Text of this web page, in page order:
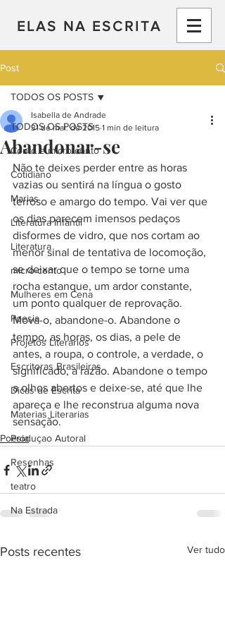
ELAS NA ESCRITA
Post
TODOS OS POSTS
Conto e micro-conto
Cotidiano
Marias
Literatura Infantil
Literatura
micro-conto
Mulheres em Cena
Poesia
Projetos Literarios
Escritoras Brasileiras
Dicas de Escrita
Materias Literarias
Produçao Autoral
Resenhas
teatro
Na Estrada
TODOS OS POSTS
Abandonar-se
Isabella de Andrade
31 de mai. de 2015 1 min de leitura
Não te deixes perder entre as horas
vazias ou sentirá na língua o gosto
terroso e amargo do tempo. Vai ver que
os dias parecem imensos pedaços
disformes de vidro, que nos cortam ao
menor sinal de tentativa de locomoção,
se deixar que o tempo se torne uma
rocha estanque, um ardor constante,
um ponto qualquer de reprovação.
Mova-o, abandone-o. Abandone o
tempo, as horas, os dias, a pele de
antes, a roupa, o controle, a verdade, o
significado, a razão. Abandone o tempo
a olhos abertos e deixe-se, até que lhe
apareça e lhe reconstrua alguma nova
sensação.
Poesia
Posts recentes Ver tudo